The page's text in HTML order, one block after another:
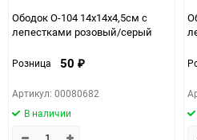
Ободок О-104 14х14х4,5см с
лепестками розовый/серый
Розница 50 ₽
Артикул: 00080682
В наличии